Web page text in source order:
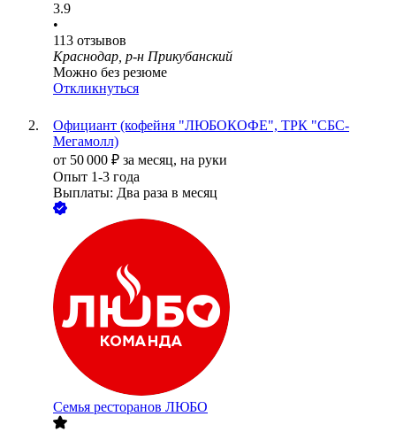
3.9
•
113 отзывов
Краснодар, р-н Прикубанский
Можно без резюме
Откликнуться
Официант (кофейня "ЛЮБОКОФЕ", ТРК "СБС-
Мегамолл)
от 50 000 ₽ за месяц, на руки
Опыт 1-3 года
Выплаты: Два раза в месяц
Семья ресторанов ЛЮБО